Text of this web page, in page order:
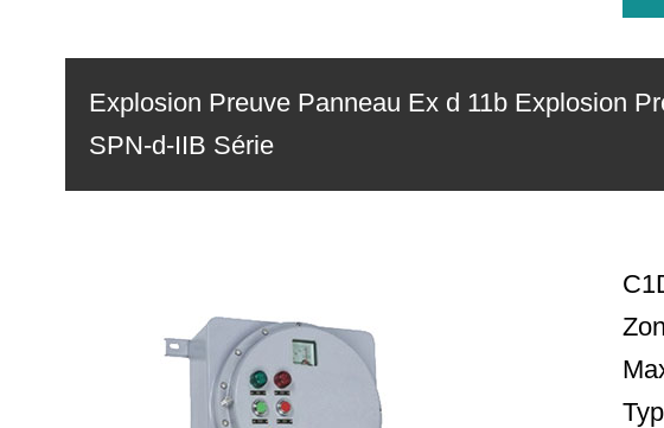
Explosion Preuve Panneau Ex d 11b Explosion
SPN-d-IIB Série